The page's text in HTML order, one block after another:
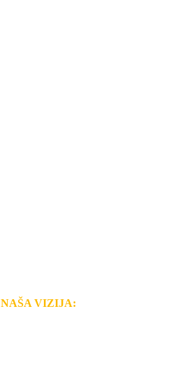
NAŠA VIZIJA: